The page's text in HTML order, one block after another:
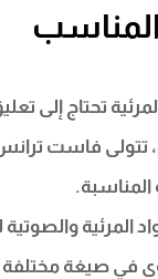
تحتاج إلى
تتولى فاست
المرئية
في صيغة